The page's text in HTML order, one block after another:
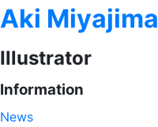
Aki Miyajima
Illustrator
Information
News